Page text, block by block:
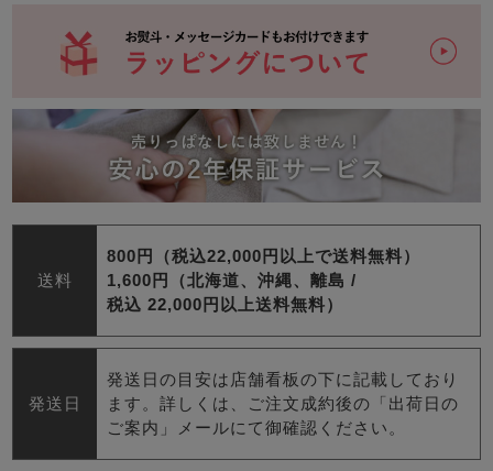
送料
800円（税込22,000円以上で送料無料）
1,600円（北海道、沖縄、離島 /
税込 22,000円以上送料無料）
発送日
発送日の目安は店舗看板の下に記載しており
ます。詳しくは、ご注文成約後の「出荷日の
ご案内」メールにて御確認ください。